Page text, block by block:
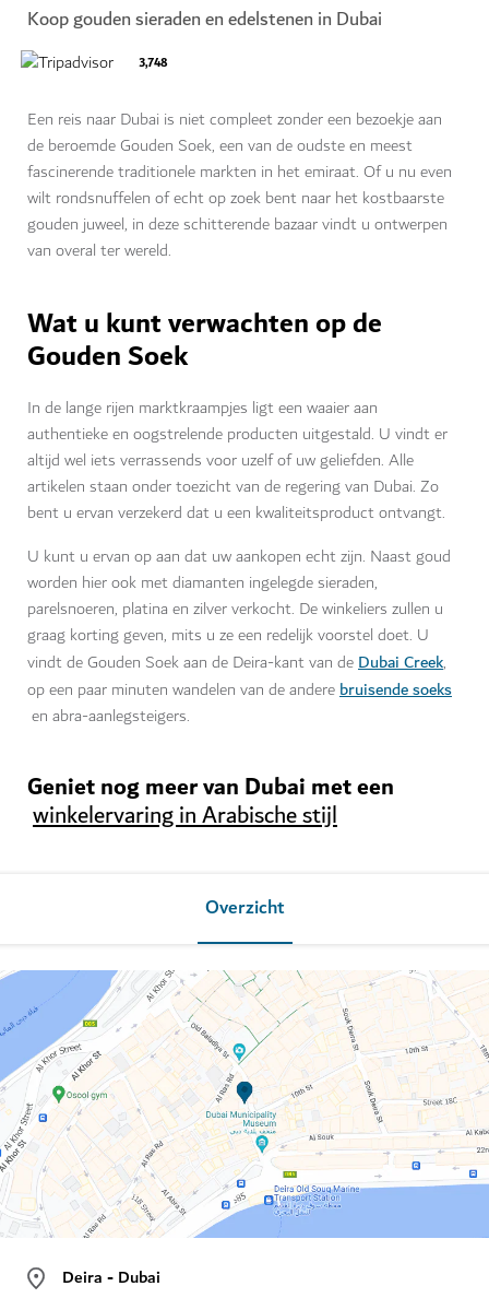
Koop gouden sieraden en edelstenen in Dubai
3,748
Een reis naar Dubai is niet compleet zonder een bezoekje aan
de beroemde Gouden Soek, een van de oudste en meest
fascinerende traditionele markten in het emiraat. Of u nu even
wilt rondsnuffelen of echt op zoek bent naar het kostbaarste
gouden juweel, in deze schitterende bazaar vindt u ontwerpen
van overal ter wereld.
Wat u kunt verwachten op de
Gouden Soek
In de lange rijen marktkraampjes ligt een waaier aan
authentieke en oogstrelende producten uitgestald. U vindt er
altijd wel iets verrassends voor uzelf of uw geliefden. Alle
artikelen staan onder toezicht van de regering van Dubai. Zo
bent u ervan verzekerd dat u een kwaliteitsproduct ontvangt.
U kunt u ervan op aan dat uw aankopen echt zijn. Naast goud
worden hier ook met diamanten ingelegde sieraden,
parelsnoeren, platina en zilver verkocht. De winkeliers zullen u
graag korting geven, mits u ze een redelijk voorstel doet. U
vindt de Gouden Soek aan de Deira-kant van deDubai Creek,
op een paar minuten wandelen van de anderebruisende soeks
en abra-aanlegsteigers.
Geniet nog meer van Dubai met een
winkelervaring in Arabische stijl
Overzicht
Deira - Dubai